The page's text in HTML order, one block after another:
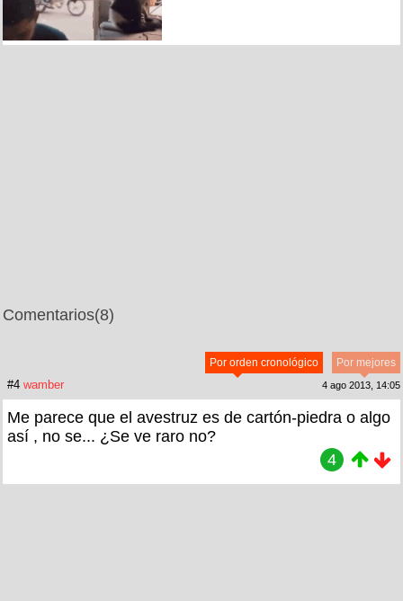
Comentarios(8)
Por mejores
Por orden cronológico
#4 wamber 4 ago 2013, 14:05
Me parece que el avestruz es de cartón-piedra o algo
así , no se... ¿Se ve raro no?
4